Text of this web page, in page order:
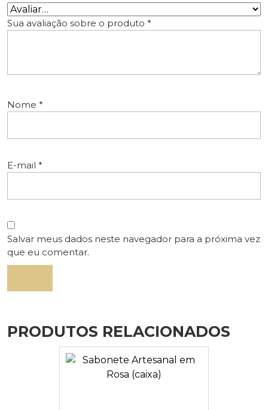
Sua avaliação sobre o produto *
Nome *
E-mail *
Salvar meus dados neste navegador para a próxima vez
que eu comentar.
PRODUTOS RELACIONADOS